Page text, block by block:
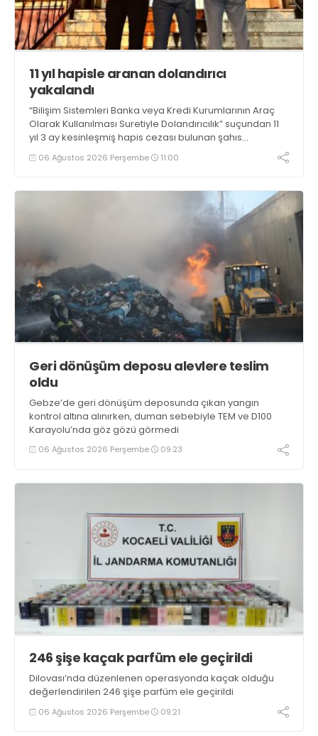
11 yıl hapisle aranan dolandırıcı
yakalandı
“Bilişim Sistemleri Banka veya Kredi Kurumlarının Araç
Olarak Kullanılması Suretiyle Dolandırıcılık” suçundan 11
yıl 3 ay kesinleşmiş hapis cezası bulunan şahıs
yakalandı
06 Ağustos 2026 Perşembe 11:00
Geri dönüşüm deposu alevlere teslim
oldu
Gebze’de geri dönüşüm deposunda çıkan yangın
kontrol altına alınırken, duman sebebiyle TEM ve D100
Karayolu’nda göz gözü görmedi
06 Ağustos 2026 Perşembe 09:23
246 şişe kaçak parfüm ele geçirildi
Dilovası’nda düzenlenen operasyonda kaçak olduğu
değerlendirilen 246 şişe parfüm ele geçirildi
06 Ağustos 2026 Perşembe 09:21